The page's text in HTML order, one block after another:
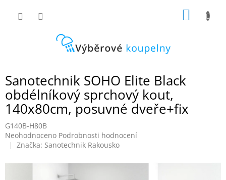
Sanotechnik SOHO Elite Black
obdélníkový sprchový kout,
140x80cm, posuvné dveře+fix
G140B-H80B
Průměrné
hodnocení
je
Neohodnoceno Podrobnosti hodnocení
Značka: Sanotechnik Rakousko